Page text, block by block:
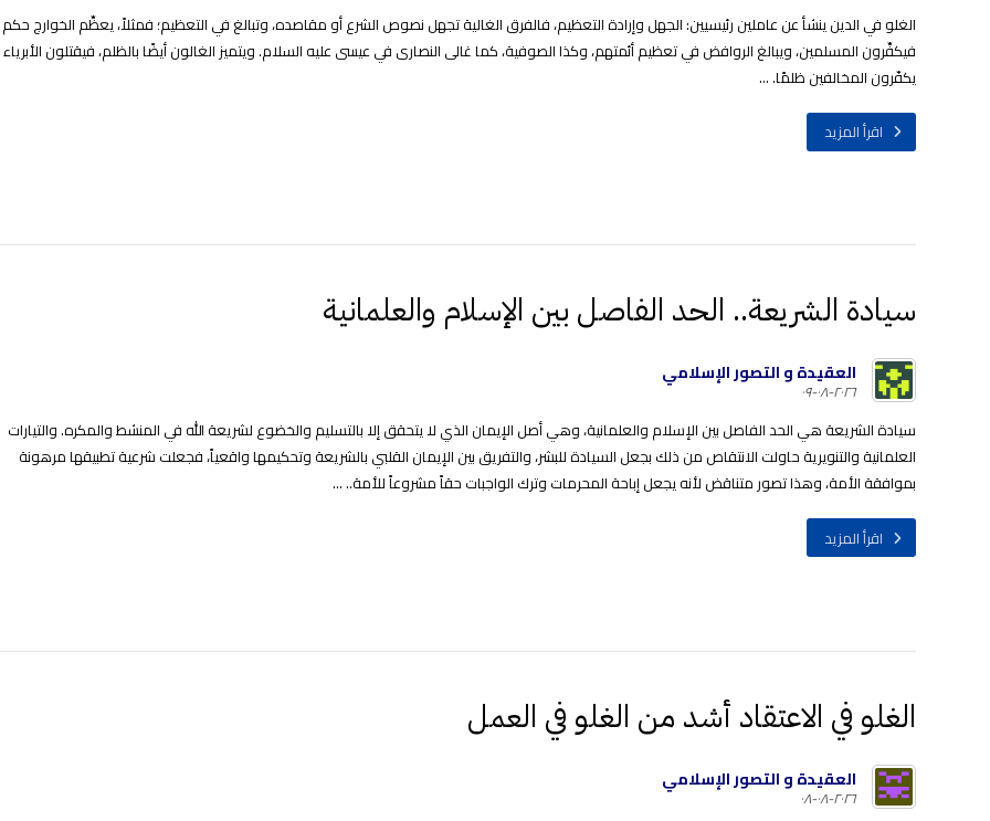
الغلو في الدين ينشأ عن عاملين رئيسيين: الجهل وإرادة التعظيم، فالفرق الغالية تجهل نصوص الشرع أو مقاصده، وتبالغ في التعظيم؛ فمثلاً، يعظِّم الخوارج حكم
فيكفِّرون المسلمين، ويبالغ الروافض في تعظيم أئمتهم، وكذا الصوفية، كما غالى النصارى في عيسى عليه السلام. ويتميز الغالون أيضًا بالظلم، فيقتلون
يكفّرون المخالفين ظلمًا. ...
اقرأ المزيد
سيادة الشريعة.. الحد الفاصل بين الإسلام والعلمانية
العقيدة و التصور الإسلامي
٢٠٢٦-٠٨-٠٩
سيادة الشريعة هي الحد الفاصل بين الإسلام والعلمانية، وهي أصل الإيمان الذي لا يتحقق إلا بالتسليم والخضوع لشريعة الله في المنشط والمكره. والتيارات
العلمانية والتنويرية حاولت الانتقاص من ذلك بجعل السيادة للبشر، والتفريق بين الإيمان القلبي بالشريعة وتحكيمها واقعياً، فجعلت شرعية تطبيقها مرهونة
بموافقة الأمة، وهذا تصور متناقض لأنه يجعل إباحة المحرمات وترك الواجبات حقاً مشروعاً للأمة.. ...
اقرأ المزيد
الغلو في الاعتقاد أشد من الغلو في العمل
العقيدة و التصور الإسلامي
٢٠٢٦-٠٨-٠٨